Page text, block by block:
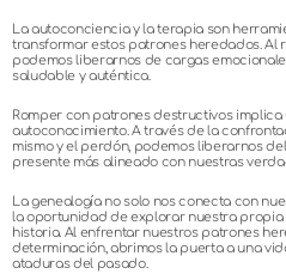
La autoconciencia y la terapia son
transformar estos patrones heredados. Al
podemos liberarnos de cargas
saludable y auténtica.
Romper con patrones destructivos implica
autoconocimiento. A través de la
mismo y el perdón, podemos liberarnos
presente más alineado con nuestras
La genealogía no solo nos conecta con
la oportunidad de explorar nuestra
historia. Al enfrentar nuestros patrones
determinación, abrimos la puerta a una
ataduras del pasado.